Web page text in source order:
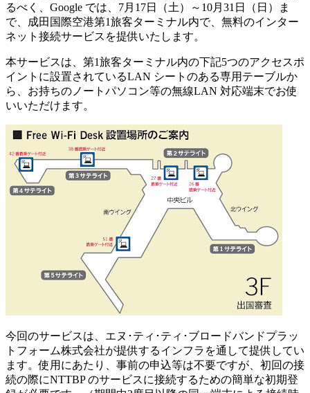
るべく、Google では、7月17日（土）～10月31日（日）ま
で、成田国際空港第1旅客ターミナル内で、無料のインター
ネット接続サービスを提供いたします。
本サービスは、第1旅客ターミナル内の下記5つのアクセスポ
イントに設置されているLAN シートのある専用テーブルか
ら、お持ちのノートパソコン等の無線LAN 対応端末でお使
いいただけます。
今回のサービスは、エヌ･ティ･ティ･ブロードバンドプラッ
トフォーム株式会社が提供するインフラを通して提供してい
ます。使用にあたり、事前の申込等は不要ですが、初回の接
続の際にNTTBP のサービスに接続するための簡単な初期登